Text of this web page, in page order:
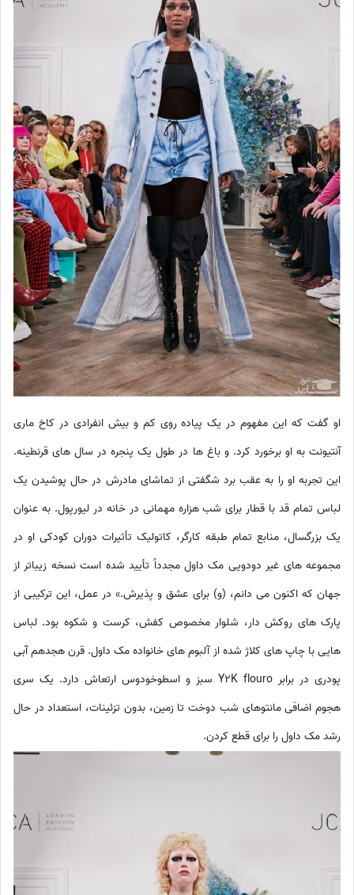
او گفت که این مفهوم در یک پیاده روی کم و بیش انفرادی در کاخ ماری
آنتیونت به او برخورد کرد. و باغ ها در طول یک پنجره در سال های قرنطینه.
این تجربه او را به عقب برد شگفتی از تماشای مادرش در حال پوشیدن یک
لباس تمام قد با قطار برای شب هزاره مهمانی در خانه در لیورپول. به عنوان
یک بزرگسال، منابع تمام طبقه کارگر، کاتولیک تأثیرات دوران کودکی او در
مجموعه های غیر دودویی مک داول مجدداً تأیید شده است نسخه زیباتر از
جهان که اکنون می دانم، (و) برای عشق و پذیرش.» در عمل، این ترکیبی از
پارک های روکش دار، شلوار مخصوص کفش، کرست و شکوه بود. لباس
هایی با چاپ های کلاژ شده از آلبوم های خانواده مک داول. قرن هجدهم آبی
پودری در برابر Y2K flouro سبز و اسطوخودوس ارتعاش دارد. یک سری
هجوم اضافی مانتوهای شب دوخت تا زمین، بدون تزئینات، استعداد در حال
رشد مک داول را برای قطع كردن.